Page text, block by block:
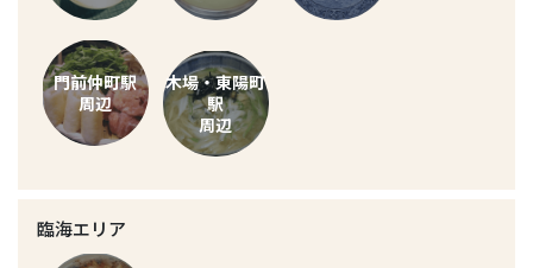
門前仲町駅
周辺
木場・東陽町
駅
周辺
臨海エリア